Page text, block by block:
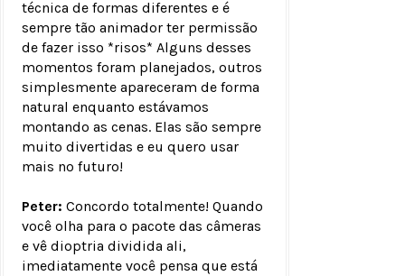
técnica de formas diferentes e é
sempre tão animador ter permissão
de fazer isso *risos* Alguns desses
momentos foram planejados, outros
simplesmente apareceram de forma
natural enquanto estávamos
montando as cenas. Elas são sempre
muito divertidas e eu quero usar
mais no futuro!
Peter: Concordo totalmente! Quando
você olha para o pacote das câmeras
e vê dioptria dividida ali,
imediatamente você pensa que está